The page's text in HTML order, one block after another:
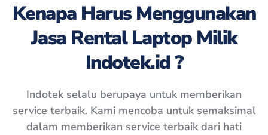
Kenapa Harus Menggunakan
Jasa Rental Laptop Milik
Indotek.id ?
Indotek selalu berupaya untuk memberikan
service terbaik. Kami mencoba untuk semaksimal
dalam memberikan service terbaik dari hati